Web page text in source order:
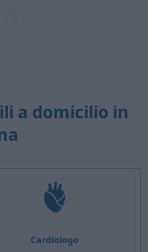
a domicilio in
Cardiologo